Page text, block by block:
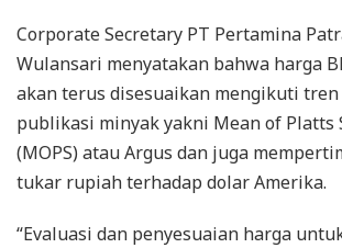
Corporate Secretary PT Pertamina
Wulansari menyatakan bahwa harga
akan terus disesuaikan mengikuti
publikasi minyak yakni Mean of Platts
(MOPS) atau Argus dan juga
tukar rupiah terhadap dolar Amerika.
“Evaluasi dan penyesuaian harga